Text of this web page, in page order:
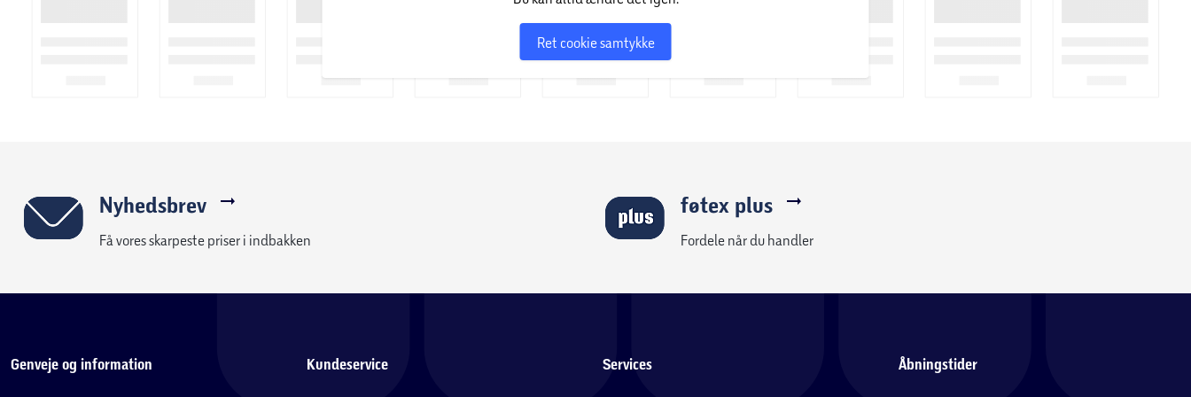
Ret cookie samtykke
Nyhedsbrev
Få vores skarpeste priser i indbakken
føtex plus
Fordele når du handler
Genveje og information Kundeservice Services Åbningstider